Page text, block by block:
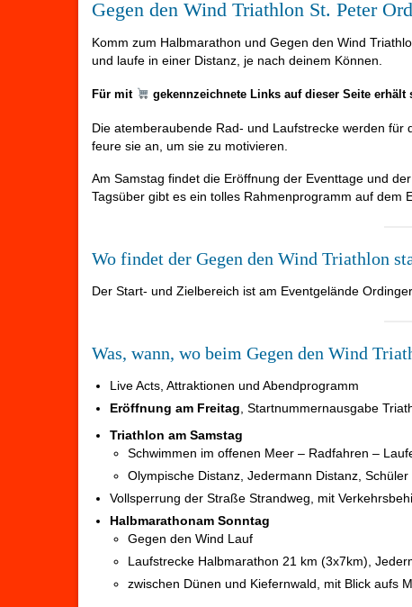
Gegen den Wind Triathlon St. Peter
Komm zum Halbmarathon und Gegen den Wind
und laufe in einer Distanz, je nach deinem Können.
Für mit gekennzeichnete Links auf dieser Seite
Die atemberaubende Rad- und Laufstrecke werden für
feure sie an, um sie zu motivieren.
Am Samstag findet die Eröffnung der Eventtage und
Tagsüber gibt es ein tolles Rahmenprogramm auf dem
Wo findet der Gegen den Wind Triathlon
Der Start- und Zielbereich ist am Eventgelände
Was, wann, wo beim Gegen den Wind
Live Acts, Attraktionen und Abendprogramm
Eröffnung am Freitag, Startnummernausgabe
Triathlon am Samstag
Schwimmen im offenen Meer – Radfahren –
Olympische Distanz, Jedermann Distanz,
Vollsperrung der Straße Strandweg, mit
Halbmarathonam Sonntag
Gegen den Wind Lauf
Laufstrecke Halbmarathon 21 km (3x7km),
zwischen Dünen und Kiefernwald, mit Blick aufs